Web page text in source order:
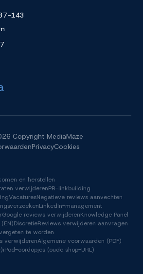
143
Copyright MediaMaze
PrivacyCookies
en herstellen
verwijderenPR-linkbuilding
VacaturesNegatieve reviews aanvechten
LinkedIn-management
Google reviews verwijderenKnowledge Panel
DiscretieReviews verwijderen aanvragen
te worden
verwijderenAlgemene voorwaarden (PDF)
iPod-oordopjes (oude shop-URL)